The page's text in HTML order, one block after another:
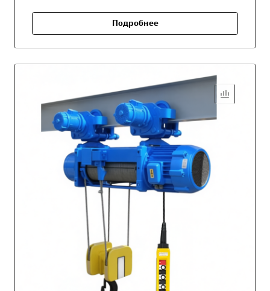
Подробнее